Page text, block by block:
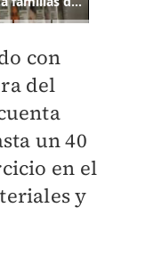
con
del
un 40
en el
y